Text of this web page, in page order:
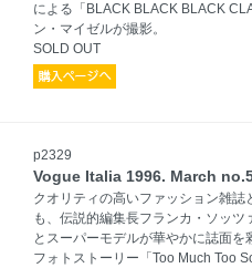
による「BLACK BLACK BLACK
ン・マイゼルが撮影。
SOLD OUT
p2329
Vogue Italia 1996. March
クオリティの高いファッション雑
も、伝説的編集長フランカ・ソッ
とスーパーモデルが華やかに誌面
フォトストーリー「Too Much Too